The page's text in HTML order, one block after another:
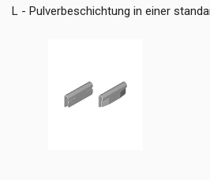
L - Pulverbeschichtung in einer